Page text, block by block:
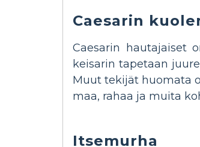
Caesarin
Caesarin hautajaiset
keisarin tapetaan
Muut tekijät huomata
maa, rahaa ja muita
Itsemurha